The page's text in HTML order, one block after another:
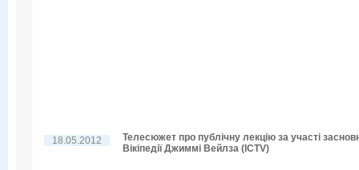
18.05.2012
Телесюжет про публічну лекцію за участі
Вікіпедії Джиммі Вейлза (ICTV)